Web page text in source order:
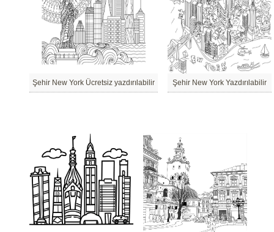
Şehir New York Ücretsiz yazdırılabilir Şehir New York Yazdırılabilir